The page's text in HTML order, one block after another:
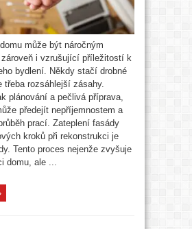
může být náročným
zároveň i vzrušující příležitostí k
bydlení. Někdy stačí drobné
třeba rozsáhlejší zásahy.
plánování a pečlivá příprava,
předejít nepříjemnostem a
prací. Zateplení fasády
kroků při rekonstrukci je
Tento proces nejenže zvyšuje
domu, ale ...